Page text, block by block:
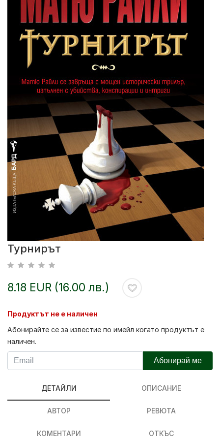
Турнирът
8.18 EUR (16.00 лв.)
Продуктът не е наличен
Абонирайте се за известие по имейл когато продуктът е
наличен.
Абонирай ме
ДЕТАЙЛИ ОПИСАНИЕ
АВТОР РЕВЮТА
КОМЕНТАРИ ОТКЪС